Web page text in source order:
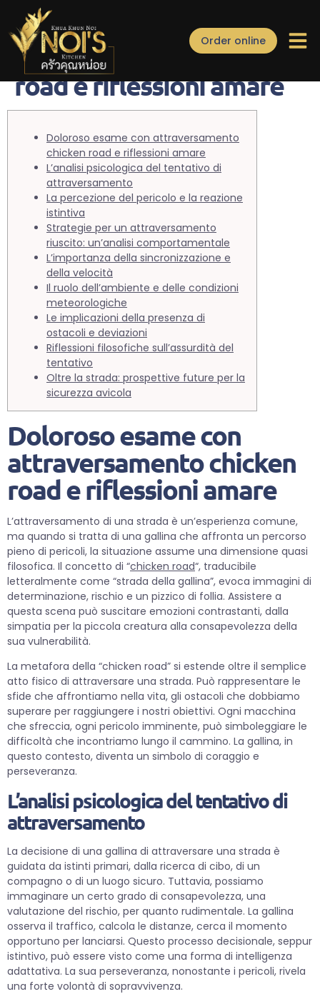
Order online
Doloroso esame con
attraversamento chicken
road e riflessioni amare
Doloroso esame con attraversamento
chicken road e riflessioni amare
L’analisi psicologica del tentativo di
attraversamento
La percezione del pericolo e la reazione
istintiva
Strategie per un attraversamento
riuscito: un’analisi comportamentale
L’importanza della sincronizzazione e
della velocità
Il ruolo dell’ambiente e delle condizioni
meteorologiche
Le implicazioni della presenza di
ostacoli e deviazioni
Riflessioni filosofiche sull’assurdità del
tentativo
Oltre la strada: prospettive future per la
sicurezza avicola
Doloroso esame con
attraversamento chicken
road e riflessioni amare
L’attraversamento di una strada è un’esperienza comune,
ma quando si tratta di una gallina che affronta un percorso
pieno di pericoli, la situazione assume una dimensione quasi
filosofica. Il concetto di “chicken road“, traducibile
letteralmente come “strada della gallina”, evoca immagini di
determinazione, rischio e un pizzico di follia. Assistere a
questa scena può suscitare emozioni contrastanti, dalla
simpatia per la piccola creatura alla consapevolezza della
sua vulnerabilità.
La metafora della “chicken road” si estende oltre il semplice
atto fisico di attraversare una strada. Può rappresentare le
sfide che affrontiamo nella vita, gli ostacoli che dobbiamo
superare per raggiungere i nostri obiettivi. Ogni macchina
che sfreccia, ogni pericolo imminente, può simboleggiare le
difficoltà che incontriamo lungo il cammino. La gallina, in
questo contesto, diventa un simbolo di coraggio e
perseveranza.
L’analisi psicologica del tentativo di
attraversamento
La decisione di una gallina di attraversare una strada è
guidata da istinti primari, dalla ricerca di cibo, di un
compagno o di un luogo sicuro. Tuttavia, possiamo
immaginare un certo grado di consapevolezza, una
valutazione del rischio, per quanto rudimentale. La gallina
osserva il traffico, calcola le distanze, cerca il momento
opportuno per lanciarsi. Questo processo decisionale, seppur
istintivo, può essere visto come una forma di intelligenza
adattativa. La sua perseveranza, nonostante i pericoli, rivela
una forte volontà di sopravvivenza.